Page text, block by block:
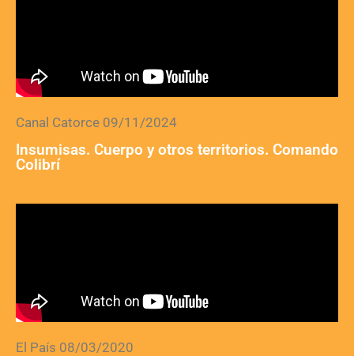
Canal Catorce 09/11/2024
Insumisas. Cuerpo y otros territorios. Comando
Colibrí
El País 08/03/2020